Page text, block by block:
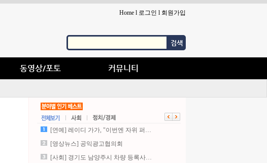
Home l 로그인 l 회원가입
검색
동영상/포토 커뮤니티
[연예] 레이디 가가, "이번엔 자위 퍼…
[영상뉴스] 공익광고협의회
[사회] 경기도 남양주시 차량 등록사…